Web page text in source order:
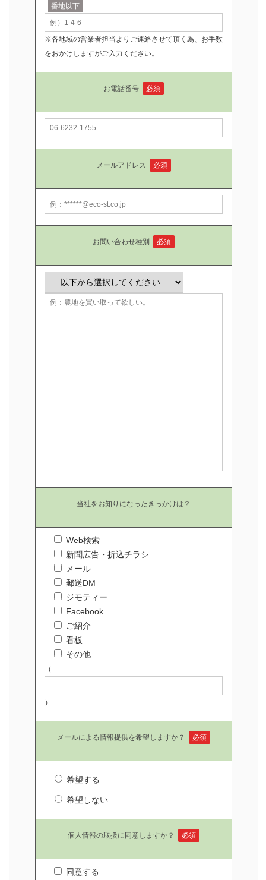
番地以下
※各地域の営業者担当よりご連絡させて頂く為、お手数
をおかけしますがご入力ください。
お電話番号 必須
メールアドレス 必須
お問い合わせ種別 必須
当社をお知りになったきっかけは？
Web検索
新聞広告・折込チラシ
メール
郵送DM
ジモティー
Facebook
ご紹介
看板
その他
（
）
メールによる情報提供を希望しますか？ 必須
希望する
希望しない
個人情報の取扱に同意しますか？ 必須
同意する